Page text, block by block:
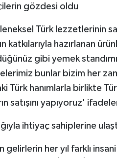
gözdesi oldu
Türk lezzetlerinin
katkılarıyla hazırlanan
gibi yemek
bunlar bizim her
Türk hanımlarla birlikte
satışını yapıyoruz'
ihtiyaç sahiplerine
her yıl farklı insani